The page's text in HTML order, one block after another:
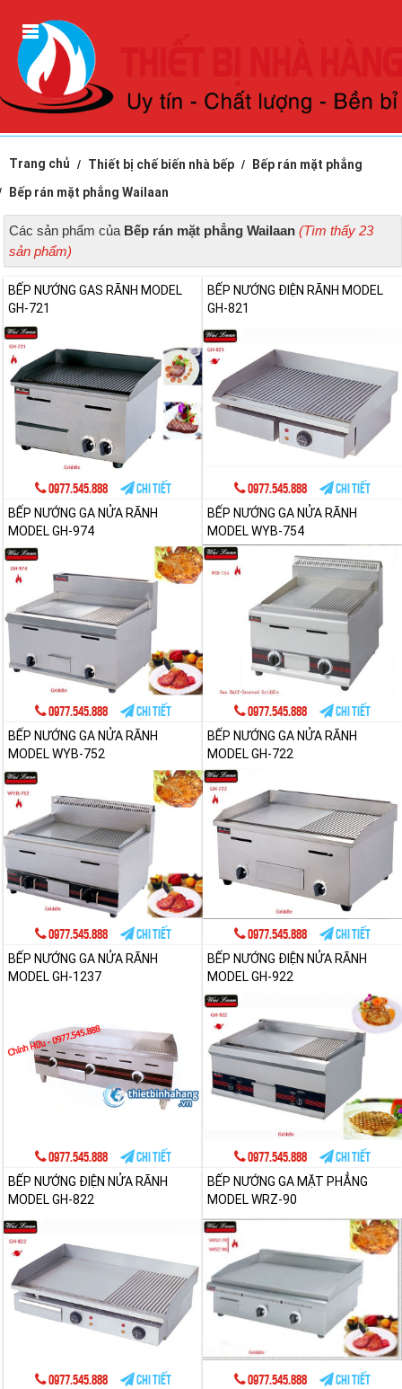
Trang chủ Thiết bị chế biến nhà bếp
Bếp rán mặt phẳng
Bếp rán mặt phẳng Wailaan
Các sản phẩm của Bếp rán mặt phẳng Wailaan (Tìm thấy 23
sản phẩm)
BẾP NƯỚNG GAS RÃNH MODEL
GH-721
0977.545.888 Chi tiết
BẾP NƯỚNG ĐIỆN RÃNH MODEL
GH-821
0977.545.888
Chi tiết
BẾP NƯỚNG GA NỬA RÃNH
MODEL GH-974
0977.545.888 Chi tiết
BẾP NƯỚNG GA NỬA RÃNH
MODEL WYB-754
0977.545.888
Chi tiết
BẾP NƯỚNG GA NỬA RÃNH
MODEL WYB-752
0977.545.888 Chi tiết
BẾP NƯỚNG GA NỬA RÃNH
MODEL GH-722
0977.545.888
Chi tiết
BẾP NƯỚNG GA NỬA RÃNH
MODEL GH-1237
0977.545.888 Chi tiết
BẾP NƯỚNG ĐIỆN NỬA RÃNH
MODEL GH-922
0977.545.888
Chi tiết
BẾP NƯỚNG ĐIỆN NỬA RÃNH
MODEL GH-822
0977.545.888 Chi tiết
BẾP NƯỚNG GA MẶT PHẲNG
MODEL WRZ-90
0977.545.888
Chi tiết